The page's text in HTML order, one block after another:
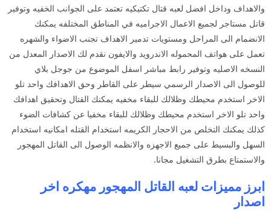
والاهداف وداخل افضل لعبه قتال تكتيكيه تعتمد على الجوانب الخفيه وتوفير
قاتل مستاجر لجميع الاعمال الاجراميه في المناطق المختلفه يمكنك
الانضمام الى المراحل ومستويات تدمير الاهداف تجنب الاضواء والشهره
تعمل على هواتف المحموله الاندرويد والايفون نقدم لك الاصدار المعدل من
النسخه الاصليه وتوفير رابط مباشر اسفل الموضوع من جوجل بلاي
للوصول الى الاصدار الرسمي سيطر على القاطر وحق الاهدافك واحد تلو
الاخر استخدم محيطك وظلالك للبقاء مخفيه يمكنك القتال وتحقيق اهدافك
واحد تلو الاخر استخدم محيطك وظلالك للبقاء مخفيا عن كشافات الضوء
كذلك يمكنك التخلص من الاحجار الكريمه استخدام القتله امكانيه استخدام
السهل والبسيط على جميع الاجهزه والانظمه الوصول الى القاتل المهجور
والاستمتاع بطرق التشغيل مجانا.
ابرز مميزات لعبه القاتل المهجور مهكره اخر
اصدار